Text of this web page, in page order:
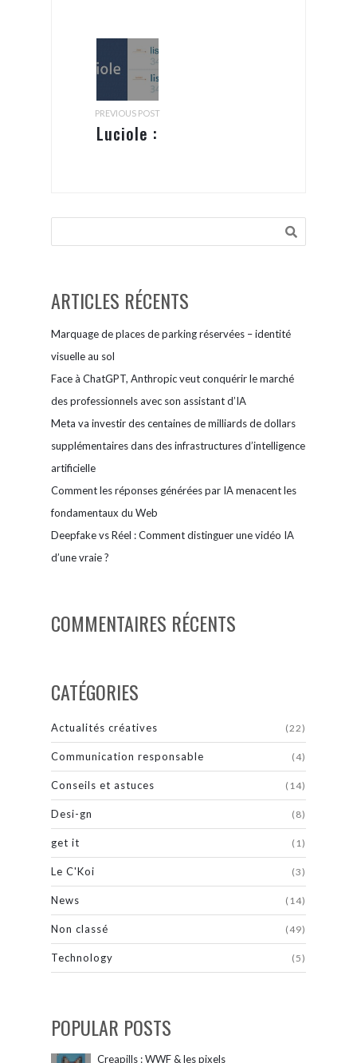
PREVIOUS POST
Luciole :
pour les
malvoyantes
ARTICLES RÉCENTS
Marquage de places de parking réservées – identité
visuelle au sol
Face à ChatGPT, Anthropic veut conquérir le marché
des professionnels avec son assistant d’IA
Meta va investir des centaines de milliards de dollars
supplémentaires dans des infrastructures d’intelligence
artificielle
Comment les réponses générées par IA menacent les
fondamentaux du Web
Deepfake vs Réel : Comment distinguer une vidéo IA
d’une vraie ?
COMMENTAIRES RÉCENTS
CATÉGORIES
Actualités créatives (22)
Communication responsable (4)
Conseils et astuces (14)
Desi-gn (8)
get it (1)
Le C'Koi (3)
News (14)
Non classé (49)
Technology (5)
POPULAR POSTS
Creapills : WWF & les pixels